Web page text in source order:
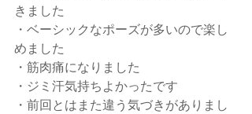
きました
・ベーシックなポーズが多いので楽し
めました
・筋肉痛になりました
・ジミ汗気持ちよかったです
・前回とはまた違う気づきがありまし